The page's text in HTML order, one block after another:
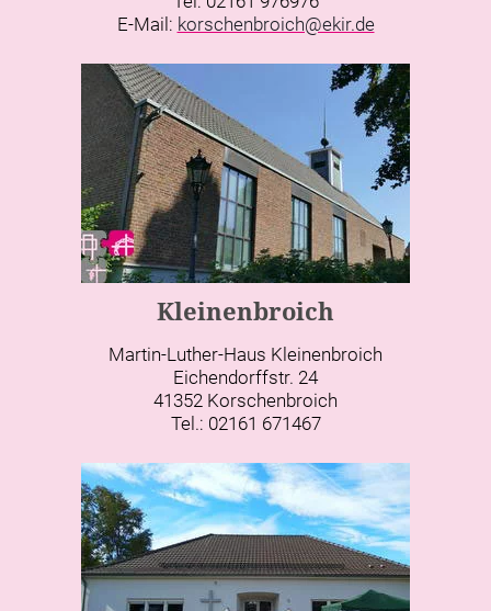
E-Mail: korschenbroich@ekir.de
Kleinenbroich
Martin-Luther-Haus Kleinenbroich
Eichendorffstr. 24
41352 Korschenbroich
Tel.: 02161 671467